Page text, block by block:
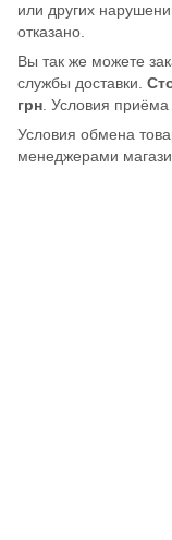
или других
отказано.
Вы так же можете
службы доставки.
грн. Условия
Условия обмена
менеджерами